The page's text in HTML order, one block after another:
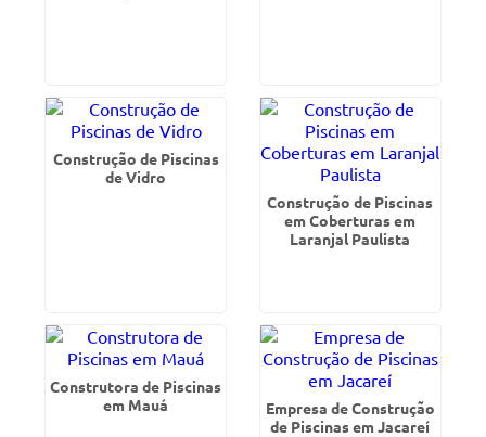
Construção de Piscinas
de Vidro
Construção de Piscinas
em Coberturas em
Laranjal Paulista
Construtora de Piscinas
em Mauá
Empresa de Construção
de Piscinas em Jacareí